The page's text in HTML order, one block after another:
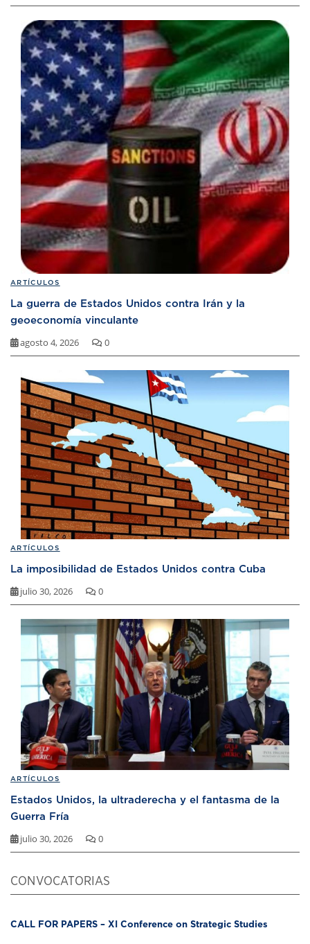
ARTÍCULOS
La guerra de Estados Unidos contra Irán y la
geoeconomía vinculante
agosto 4, 2026 0
ARTÍCULOS
La imposibilidad de Estados Unidos contra Cuba
julio 30, 2026 0
ARTÍCULOS
Estados Unidos, la ultraderecha y el fantasma de la
Guerra Fría
julio 30, 2026 0
CONVOCATORIAS
CALL FOR PAPERS – XI Conference on Strategic Studies